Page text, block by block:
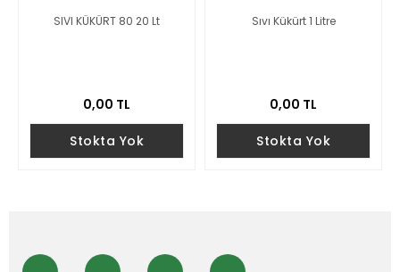
SIVI KÜKÜRT 80 20 Lt
0,00 TL
Stokta Yok
Sıvı Kükürt 1 Litre
0,00 TL
Stokta Yok